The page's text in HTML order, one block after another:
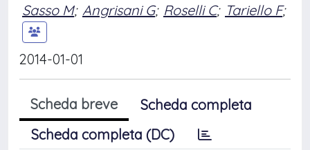
Sasso M; Angrisani G; Roselli C; Tariello F;
2014-01-01
Scheda breve
Scheda completa
Scheda completa (DC)